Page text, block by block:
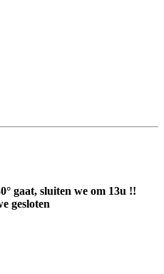
gaat, sluiten we om 13u !!
gesloten